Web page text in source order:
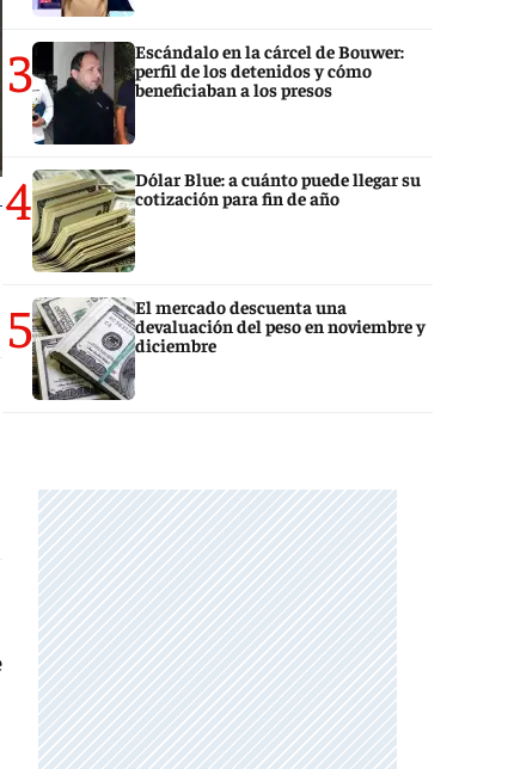
3
Escándalo en la cárcel de Bouwer:
perfil de los detenidos y cómo
beneficiaban a los presos
4
Dólar Blue: a cuánto puede llegar su
cotización para fin de año
5
El mercado descuenta una
devaluación del peso en noviembre y
diciembre